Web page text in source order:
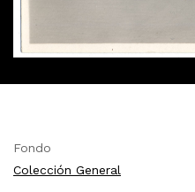
Fondo
Colección General